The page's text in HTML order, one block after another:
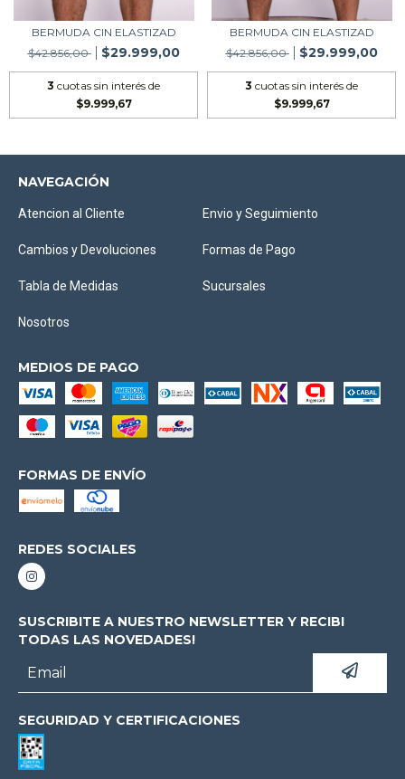
BERMUDA CIN ELASTIZAD
$42.856,00
$29.999,00
3 cuotas sin interés de
$9.999,67
BERMUDA CIN ELASTIZAD
$42.856,00
$29.999,00
3 cuotas sin interés de
$9.999,67
NAVEGACIÓN
Atencion al Cliente Envio y Seguimiento
Cambios y Devoluciones Formas de Pago
Tabla de Medidas Sucursales
Nosotros
MEDIOS DE PAGO
FORMAS DE ENVÍO
REDES SOCIALES
SUSCRIBITE A NUESTRO NEWSLETTER Y RECIBI
TODAS LAS NOVEDADES!
SEGURIDAD Y CERTIFICACIONES